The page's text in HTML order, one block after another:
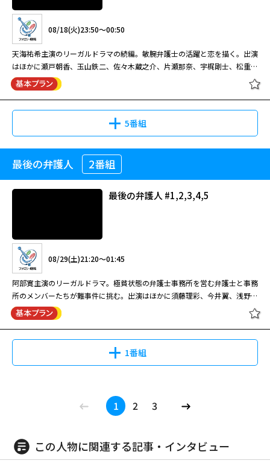
冨樫に不信を抱いた冨樫組傘下の竜王会組長・南（松重豊）は冨樫の陰謀に
より、刑務所に送り込まれてしまう。そんなある日、南に代わって組を仕切
る事になった新城（鬼丸）と南の妹・洋子（中村麻美）の前に滝島が現れ、
ある企みを話し始める…。
複雑に絡み合う男達の絆の先に待ち受けていたものは…！？
鬼才・光石冨士朗が描き出す、逃走に憑かれた男の息づまる闘い。オールス
ターキャストで贈る、緊迫の脱獄巨編！！ 骨を砕き、血を流してヤツは出
る！！ 何かにとり憑かれたように、異様なまでに脱獄に固執する囚人・北
原（小沢仁志）。誰かが待っているでもなく、自由を求めるでもなく、ただ
ひたすら脱獄する事に全てを賭ける、生まれながらの脱獄者―――弟分・立花（鬼
丸）をかばい、一身に罪を背負って服役していた元石岡組組員・国安（光石
獄してきた事により、何かが狂い始める―――。北原の不気味なまでにギラギラと
した目が、国安の中で眠っていた過去を目覚めさせたのだった。一方、看
北原は頑なに沈黙を守り続ける。北原が企てる新たな脱獄計画とは…そして
複雑に絡み合う男達の絆の先に待ち受けていたものは…！？
08/29(土)07:40～09:41
鬼才・光石冨士朗が描き出す、逃走に憑かれた男の息づまる闘い。オールス
ターキャストで贈る、緊迫の脱獄巨編！！ 骨を砕き、血を流してヤツは出
丸）をかばい、一身に罪を背負って服役していた元石岡組組員・国安（光石
研）は入所後、組を引退し、模範囚として日々を送っていた。が、北原が入
獄してきた事により、何かが狂い始める―――。北原の不気味なまでにギラギラと
した目が、国安の中で眠っていた過去を目覚めさせたのだった。一方、看
守・萩原（隆大介）は北原を更正させようと、さまざまな手段を試みるが、
北原は頑なに沈黙を守り続ける。北原が企てる新たな脱獄計画とは…そして
複雑に絡み合う男達の絆の先に待ち受けていたものは…！？
鬼才・光石冨士朗が描き出す、逃走に憑かれた男の息づまる闘い。オールス
ターキャストで贈る、緊迫の脱獄巨編！！ 骨を砕き、血を流してヤツは出
原（小沢仁志）。誰かが待っているでもなく、自由を求めるでもなく、ただ
研）は入所後、組を引退し、模範囚として日々を送っていた。が、北原が入
獄してきた事により、何かが狂い始める―――。北原の不気味なまでにギラギラと
守・萩原（隆大介）は北原を更正させようと、さまざまな手段を試みるが、
北原は頑なに沈黙を守り続ける。北原が企てる新たな脱獄計画とは…そして
閉じる
／小日向文世／角野卓造 ほか
08/15(土)13:54～14:42
HERO(2014年)（全11話） 第6話
「遠藤事務官逮捕!惨劇の合コン」 ＜
出演＞ 木村拓哉／北川景子／杉本哲
太／濱田岳／正名僕蔵／吉田羊／田
中要次／勝矢／松重豊／八嶋智人／
小日向文世／角野卓造 ほか
08/15(土)14:42～15:30
哲太／濱田岳／正名僕蔵／吉田羊／
／小日向文世／角野卓造 ほか
08/16(日)10:00～10:48
HERO(2014年)（全11話） 第8話
「久利生危機!身代わり出頭の闇」 ＜
中要次／勝矢／松重豊／八嶋智人／
小日向文世／角野卓造 ほか
08/16(日)10:48～11:36
徳川八代将軍・吉宗（風間杜夫）の治世。隻眼隻腕の素浪人・丹下左膳（中
村獅童）が居候する浅草駒形の小唄師匠・お藤（ともさかりえ）の家に、鼓
芸人でお藤の舎弟の与吉（渡辺いっけい）が、伊賀藩の次男坊・柳生源三郎
（RIKIYA）から盗んだ壺を持ち込んできた。与吉は、源三郎と司馬道場の
娘・萩乃（宮地真緒）との婚礼を阻止したい師範代・峰丹波（松重豊）に頼
まれ、引き出物として国元から運ばれてきた壺を盗み出したのだ。その後、
ひょんなことから壺は、汁粉屋の小僧・チョビ安（西原信裕）の手を経て左
08/28(金)23:00～01:00
何度も映画化、ドラマ化、舞台化されてきた時代劇ヒーロー・丹下左膳。
（中村錦之助）も演じたことのある丹下左膳役に挑んだ中村獅童は、同年
12月から新橋演舞場で舞台版『丹下左膳』にも主演し、持ち味を存分に発
徳川八代将軍・吉宗（風間杜夫）の治世。隻眼隻腕の素浪人・丹下左膳（中
村獅童）が居候する浅草駒形の小唄師匠・お藤（ともさかりえ）の家に、鼓
芸人でお藤の舎弟の与吉（渡辺いっけい）が、伊賀藩の次男坊・柳生源三郎
（RIKIYA）から盗んだ壺を持ち込んできた。与吉は、源三郎と司馬道場の
膳のもとへわたるが、その中には、柳生家に伝わる隠し金百万両の在りかを
記した図面が隠されているという……。
かつて家庭を捨て、一人で生きる道を選んだ女性が余命3ヶ月を宣告され、
余命のことは誰にも告げずに「娘と過ごす最後の夏」を精一杯生きる物語。
明日香（天海祐希）は設計事務所に勤める一級建築士。彼女にはかつて育児
に疲れ、娘と夫・聡（佐々木蔵之介）を置いて家を出たという過去があっ
た。それでも娘・歩（福田麻由子）が6歳になるまでは年に一度誕生日に会
っていたが、ここ2年は、プレゼントだけを一方的に送りつけるというひど
い母親だった。そんな明日香が、36歳のある日、ガンで余命３ヶ月と宣告
される。彼女は迷った末、歩の９歳の誕生日に会いに出かける。しかし、そ
こには聡の再婚相手で、新しい母親になろうとしている百瀬有里（永作博
美）がいた…。
ラストプレゼント 娘と生きる最後の
夏 #3-4
08/19(水)11:00～13:00
かつて家庭を捨て、一人で生きる道を選んだ女性が余命3ヶ月を宣告され、
明日香（天海祐希）は設計事務所に勤める一級建築士。彼女にはかつて育児
っていたが、ここ2年は、プレゼントだけを一方的に送りつけるというひど
い母親だった。そんな明日香が、36歳のある日、ガンで余命３ヶ月と宣告
される。彼女は迷った末、歩の９歳の誕生日に会いに出かける。しかし、そ
こには聡の再婚相手で、新しい母親になろうとしている百瀬有里（永作博
美）がいた…。
08/24(月)11:00～13:00
かつて家庭を捨て、一人で生きる道を選んだ女性が余命3ヶ月を宣告され、
明日香（天海祐希）は設計事務所に勤める一級建築士。彼女にはかつて育児
に疲れ、娘と夫・聡（佐々木蔵之介）を置いて家を出たという過去があっ
い母親だった。そんな明日香が、36歳のある日、ガンで余命３ヶ月と宣告
される。彼女は迷った末、歩の９歳の誕生日に会いに出かける。しかし、そ
夏 #7-8
08/25(火)11:00～13:00
08/18(火)23:50～00:50
天海祐希主演のリーガルドラマの続編。敏腕弁護士の活躍と恋を描く。出演
はほかに瀬戸朝香、玉山鉄二、佐々木蔵之介、片瀬那奈、宇梶剛士、松重
豊、戸田恵子、津川雅彦。 離婚をはじめとするさまざまな家事事件を通し
て数多くの人間ドラマを目の当たりにし、人としても一回り成長した弁護
護士として活躍する彼女のもとに、今日もまた新たな依頼者が訪ねてくるの
5番組
（新）離婚弁護士Ⅱ～ハンサム ウー
マン～ #1
天海祐希主演のリーガルドラマの続編。敏腕弁護士の活躍と恋を描く。出演
はほかに瀬戸朝香、玉山鉄二、佐々木蔵之介、片瀬那奈、宇梶剛士、松重
豊、戸田恵子、津川雅彦。 離婚をはじめとするさまざまな家事事件を通し
て数多くの人間ドラマを目の当たりにし、人としても一回り成長した弁護
士・間宮貴子（天海祐希）。メディアにもしばしば登場し、今や売れっ子弁
護士として活躍する彼女のもとに、今日もまた新たな依頼者が訪ねてくるの
だった・・・。
離婚弁護士Ⅱ～ハンサム ウーマン～
#2,3
天海祐希主演のリーガルドラマの続編。敏腕弁護士の活躍と恋を描く。出演
はほかに瀬戸朝香、玉山鉄二、佐々木蔵之介、片瀬那奈、宇梶剛士、松重
て数多くの人間ドラマを目の当たりにし、人としても一回り成長した弁護
士・間宮貴子（天海祐希）。メディアにもしばしば登場し、今や売れっ子弁
離婚弁護士Ⅱ～ハンサム ウーマン～
最後の弁護人 2番組
最後の弁護人 #1,2,3,4,5
08/29(土)21:20～01:45
阿部寛主演のリーガルドラマ。極貧状態の弁護士事務所を営む弁護士と事務
所のメンバーたちが難事件に挑む。出演はほかに須藤理彩、今井翼、浅野ゆ
う子。 子どもの頃から弁護士に憧れていた銀行員・石田良子（須藤理彩）
は、不良債権を取り立てる調査課へ異動となる。そんなある日、事務所開設
は１Kのアパートで、有働は良子の話に「金がない！」と即座に言い切る。
自分が今まで想像していた弁護士像とは正反対の有働に戸惑う良子だった
1番組
最後の弁護人 #1,2,3,4,5
1 2 3
この人物に関連する記事・インタビュー